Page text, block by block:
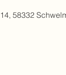
58332